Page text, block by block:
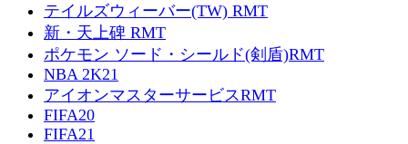
テイルズウィーバー(TW) RMT
新・天上碑 RMT
ポケモン ソード・シールド(剣盾)RMT
NBA 2K21
アイオンマスターサービスRMT
FIFA20
FIFA21